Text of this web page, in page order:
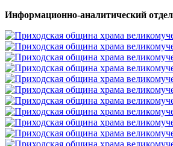
Информационно-аналитический